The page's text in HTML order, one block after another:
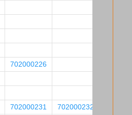
702000226
702000231
702000232